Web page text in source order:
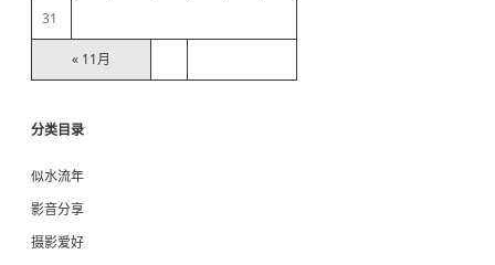
e
l
p
« 11月
31
分类目录
似水流年
影音分享
摄影爱好